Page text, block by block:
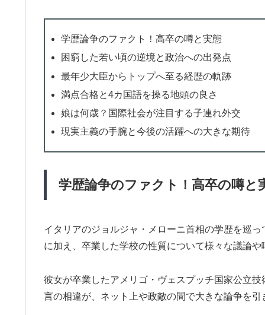
学歴論争のファクト！高卒の噂と実態
困窮した若い頃の逆境と政治への出発点
最年少大臣からトップへ至る経歴の軌跡
満点合格と4カ国語を操る地頭の良さ
娘は何歳？国際社会が注目する子連れ外交
現実主義の手腕と今後の活躍への大きな期待
学歴論争のファクト！高卒の噂と
イタリアのジョルジャ・メローニ首相の学歴を巡
に加え、卒業した学校の性質について様々な議論
彼女が卒業したアメリゴ・ヴェスプッチ国家公立
言の相違が、ネット上や政敵の間で大きな論争を